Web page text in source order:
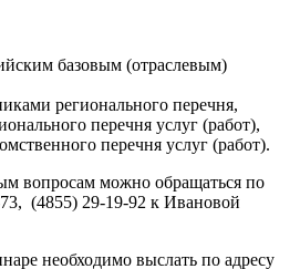
базовым (отраслевым)
регионального перечня,
перечня услуг (работ),
перечня услуг (работ).
вопросам можно обращаться по
(4855) 29-19-92 к Ивановой
необходимо выслать по адресу